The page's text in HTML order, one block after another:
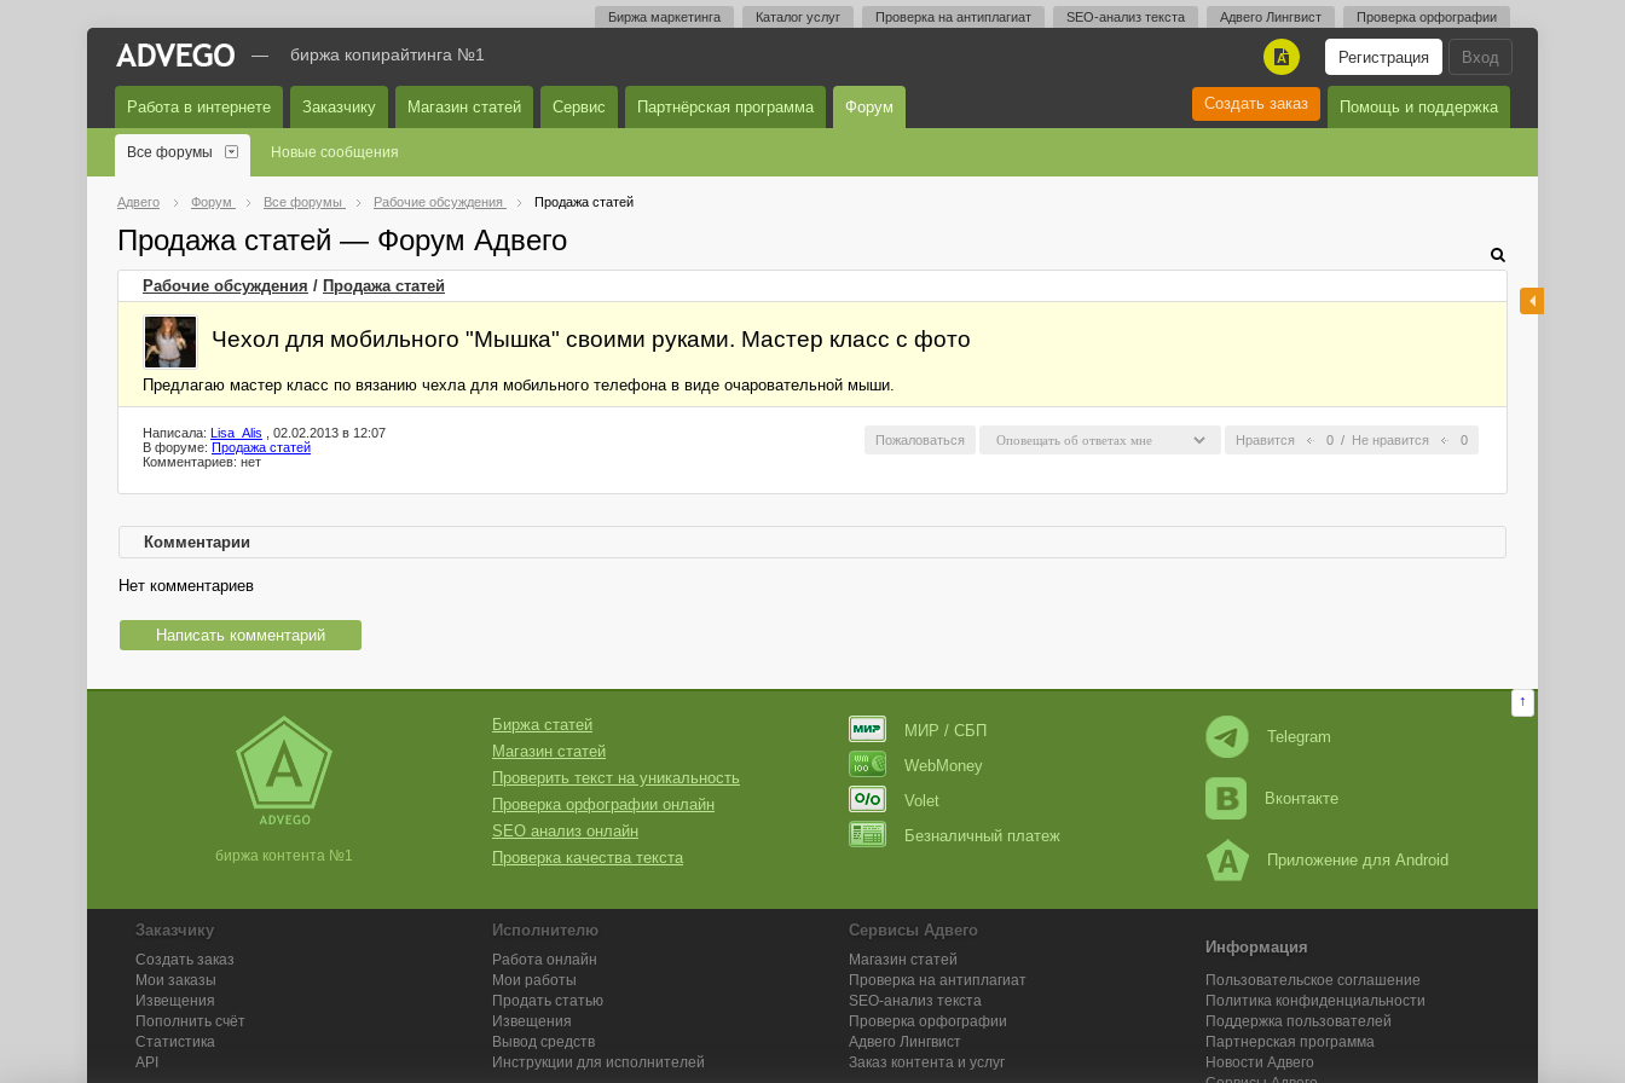
Биржа маркетинга Каталог услуг Проверка на антиплагиат SEO-анализ текста Адвего Лингвист Проверка орфографии
Вход
Регистрация
A
— биржа копирайтинга №1
Работа в интернете Заказчику Магазин статей Сервис Партнёрская программа Форум Помощь и поддержка
Создать заказ
Все форумы Новые сообщения
Адвего Форум Все форумы Рабочие обсуждения Продажа статей
Продажа статей — Форум Адвего
Рабочие обсуждения / Продажа статей
Чехол для мобильного "Мышка" своими руками. Мастер класс с фото
Предлагаю мастер класс по вязанию чехла для мобильного телефона в виде очаровательной мыши.
Нравится 0 / Не нравится 0
Пожаловаться
Написала: Lisa_Alis , 02.02.2013 в 12:07
В форуме: Продажа статей
Комментариев: нет
Комментарии
Нет комментариев
Написать комментарий
↑
биржа контента №1
Биржа статей
Магазин статей
Проверить текст на уникальность
Проверка орфографии онлайн
SEO анализ онлайн
Проверка качества текста
МИР / СБП
WebMoney
Volet
Безналичный платеж
Telegram
Вконтакте
Приложение для Android
Заказчику
Создать заказ
Мои заказы
Извещения
Пополнить счёт
Статистика
API
Исполнителю
Работа онлайн
Мои работы
Продать статью
Извещения
Вывод средств
Инструкции для исполнителей
Сервисы Адвего
Магазин статей
Проверка на антиплагиат
SEO-анализ текста
Проверка орфографии
Адвего Лингвист
Заказ контента и услуг
Информация
Пользовательское соглашение
Политика конфиденциальности
Поддержка пользователей
Партнерская программа
Новости Адвего